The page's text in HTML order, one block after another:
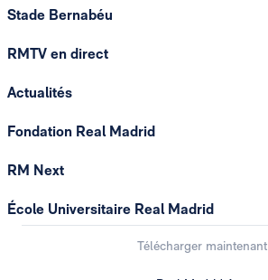
Stade Bernabéu
RMTV en direct
Actualités
Fondation Real Madrid
RM Next
École Universitaire Real Madrid
Télécharger maintenant